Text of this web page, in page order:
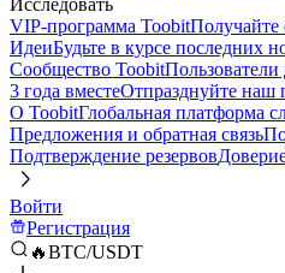
Исследовать
VIP-программа ToobitПолучайте
ИдеиБудьте в курсе последних
Сообщество Toobit
3 года вместеОтпразднуйте наш
О ToobitГлобальная платформа
Предложения и обратная связь
Подтверждение резервов
Войти
Регистрация
🔥BTC/USDT